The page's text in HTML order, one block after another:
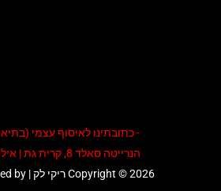
- כתובתינו לאיסוף עצמי
הנרייטה סאלד 8, קרית גת | אילת 36, חולון.
Copyright © 2026 ריקי לק | Powered by ריקי לק